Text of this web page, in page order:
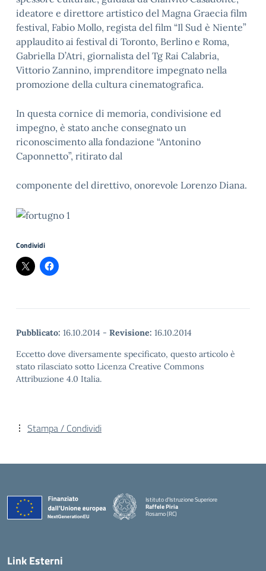
ideatore e direttore artistico del Magna Graecia film
festival, Fabio Mollo, regista del film “Il Sud è Niente”
applaudito ai festival di Toronto, Berlino e Roma,
Gabriella D’Atri, giornalista del Tg Rai Calabria,
Vittorio Zannino, imprenditore impegnato nella
promozione della cultura cinematografica.
In questa cornice di memoria, condivisione ed
impegno, è stato anche consegnato un
riconoscimento alla fondazione “Antonino
Caponnetto”, ritirato dal
componente del direttivo, onorevole Lorenzo Diana.
Condividi
Pubblicato: 16.10.2014 - Revisione: 16.10.2014
Eccetto dove diversamente specificato, questo articolo è
stato rilasciato sotto Licenza Creative Commons
Attribuzione 4.0 Italia.
Stampa / Condividi
Istituto d'Istruzione Superiore
Raffele Piria
Rosarno (RC)
Link Esterni